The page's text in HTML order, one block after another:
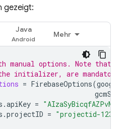
gezeigt:
Java
Mehr
manual options. Note that
initializer, are mandatory.
= FirebaseOptions(
.apiKey =
.projectID = "projectid-12345"